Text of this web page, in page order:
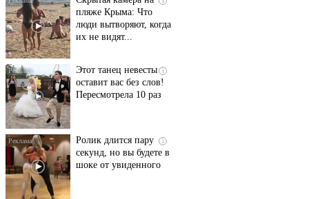
пляже Крыма: Что
люди вытворяют, когда
их не видят...
Этот танец невесты
оставит вас без слов!
Пересмотрела 10 раз
Ролик длится пару
секунд, но вы будете в
шоке от увиденного